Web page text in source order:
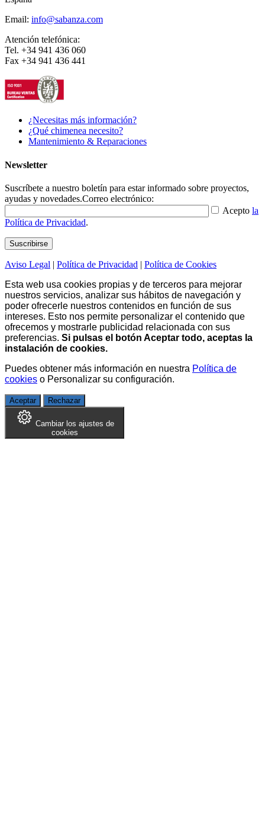
Email: info@sabanza.com
Atención telefónica:
Tel. +34 941 436 060
Fax +34 941 436 441
¿Necesitas más información?
¿Qué chimenea necesito?
Mantenimiento & Reparaciones
Newsletter
Suscríbete a nuestro boletín para estar informado sobre proyectos,
ayudas y novedades.Correo electrónico:
Acepto la
Política de Privacidad.
Aviso Legal | Política de Privacidad | Política de Cookies
Esta web usa cookies propias y de terceros para mejorar
nuestros servicios, analizar sus hábitos de navegación y
poder ofrecerle nuestros contenidos en función de sus
intereses. Esto nos permite personalizar el contenido que
ofrecemos y mostrarle publicidad relacionada con sus
preferencias. Si pulsas el botón Aceptar todo, aceptas la
instalación de cookies.
Puedes obtener más información en nuestra Política de
cookies o Personalizar su configuración.
Aceptar Rechazar
Cambiar los ajustes de
cookies